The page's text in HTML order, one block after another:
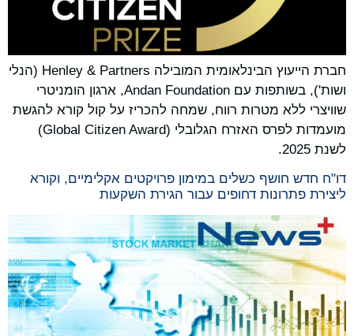
חברת הייעוץ הבינלאומית המובילה Henley & Partners (הנלי
ושות'), בשותפות עם Andan Foundation, ארגון הומניטרי
שוויצרי ללא מטרות רווח, שמחה להכריז על קול קורא להגשת
מועמדות לפרס האזרח הגלובלי (Global Citizen Award)
לשנת 2025.
דו"ח חדש חושף כשלים במימון פרויקטים אקלימיים, וקורא
ליצירת פתרונות דחופים עבור הגירת השקעות